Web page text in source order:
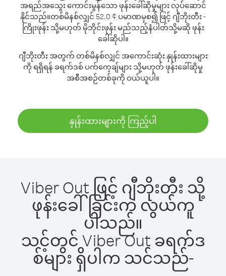
အရည်အသွေး ကောင်းမွန်သော ဖုန်းခေါ်ဆိုမှုများ လုပ်ဆောင်
နိုင်သည်။တစ်မိနစ်လျှင် 52.0 ¢ ပမာဏမှစ၍ ဖြင့် ဂျီဘိုးတီး -
ကြိုးဖုန်း သို့မဟုတ် မိုဘိုင်းဖုန်း မည်သည့်နံပါတ်သို့မဆို ဖုန်း
ခေါ်ဆိုပါ။
ဂျီဘိုးတီး အတွက် တစ်မိနစ်လျှင် အကောင်းဆုံး နှုန်းထားများ
ကို ရရှိရန် ခရက်ဒစ် ပက်ကေ့ချ်များ သို့မဟုတ် ဖုန်းခေါ်ဆိုမှု
အစီအစဉ်တစ်ခုကို ဝယ်ယူပါ။
နှုန်းထားများကို ကြည့်ပါ
Viber Out ဖြင့် ဂျီဘိုးတီး သို့
ဖုန်းခေါ်ခြင်းက လွယ်ကူ
ပါသည်။
သင့်တွင် Viber Out ခရက်ဒ
စ်များ ရှိပါက သင်သည်-